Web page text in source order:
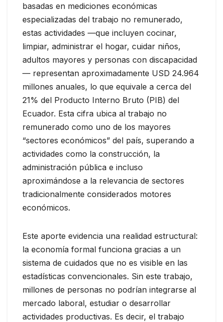
basadas en mediciones económicas
especializadas del trabajo no remunerado,
estas actividades —que incluyen cocinar,
limpiar, administrar el hogar, cuidar niños,
adultos mayores y personas con discapacidad
— representan aproximadamente USD 24.964
millones anuales, lo que equivale a cerca del
21% del Producto Interno Bruto (PIB) del
Ecuador. Esta cifra ubica al trabajo no
remunerado como uno de los mayores
“sectores económicos” del país, superando a
actividades como la construcción, la
administración pública e incluso
aproximándose a la relevancia de sectores
tradicionalmente considerados motores
económicos.
Este aporte evidencia una realidad estructural:
la economía formal funciona gracias a un
sistema de cuidados que no es visible en las
estadísticas convencionales. Sin este trabajo,
millones de personas no podrían integrarse al
mercado laboral, estudiar o desarrollar
actividades productivas. Es decir, el trabajo